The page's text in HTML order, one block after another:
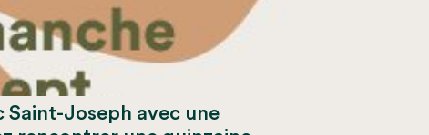
Saint-Joseph avec une